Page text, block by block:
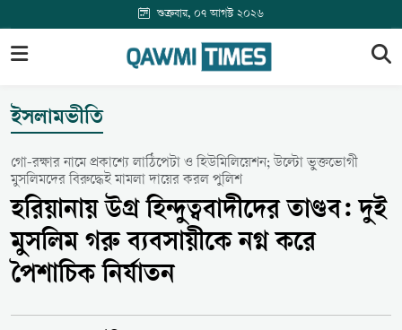
শুক্রবার, ০৭ আগস্ট ২০২৬
ইসলামভীতি
গো-রক্ষার নামে প্রকাশ্যে লাঠিপেটা ও হিউমিলিয়েশন; উল্টো ভুক্তভোগী
মুসলিমদের বিরুদ্ধেই মামলা দায়ের করল পুলিশ
হরিয়ানায় উগ্র হিন্দুত্ববাদীদের তাণ্ডব: দুই
মুসলিম গরু ব্যবসায়ীকে নগ্ন করে
পৈশাচিক নির্যাতন